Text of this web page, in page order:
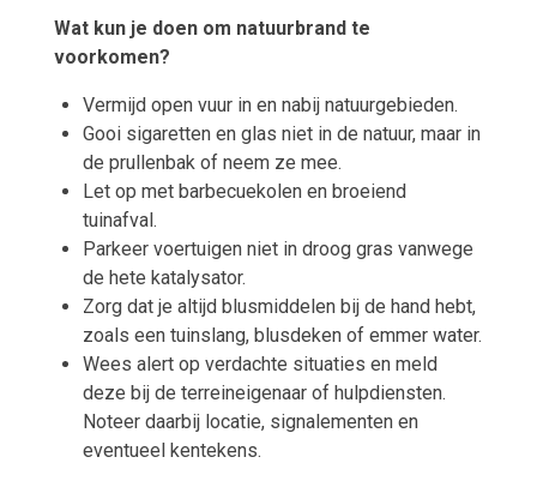
Wat kun je doen om natuurbrand te
voorkomen?
Vermijd open vuur in en nabij natuurgebieden.
Gooi sigaretten en glas niet in de natuur, maar in
de prullenbak of neem ze mee.
Let op met barbecuekolen en broeiend
tuinafval.
Parkeer voertuigen niet in droog gras vanwege
de hete katalysator.
Zorg dat je altijd blusmiddelen bij de hand hebt,
zoals een tuinslang, blusdeken of emmer water.
Wees alert op verdachte situaties en meld
deze bij de terreineigenaar of hulpdiensten.
Noteer daarbij locatie, signalementen en
eventueel kentekens.